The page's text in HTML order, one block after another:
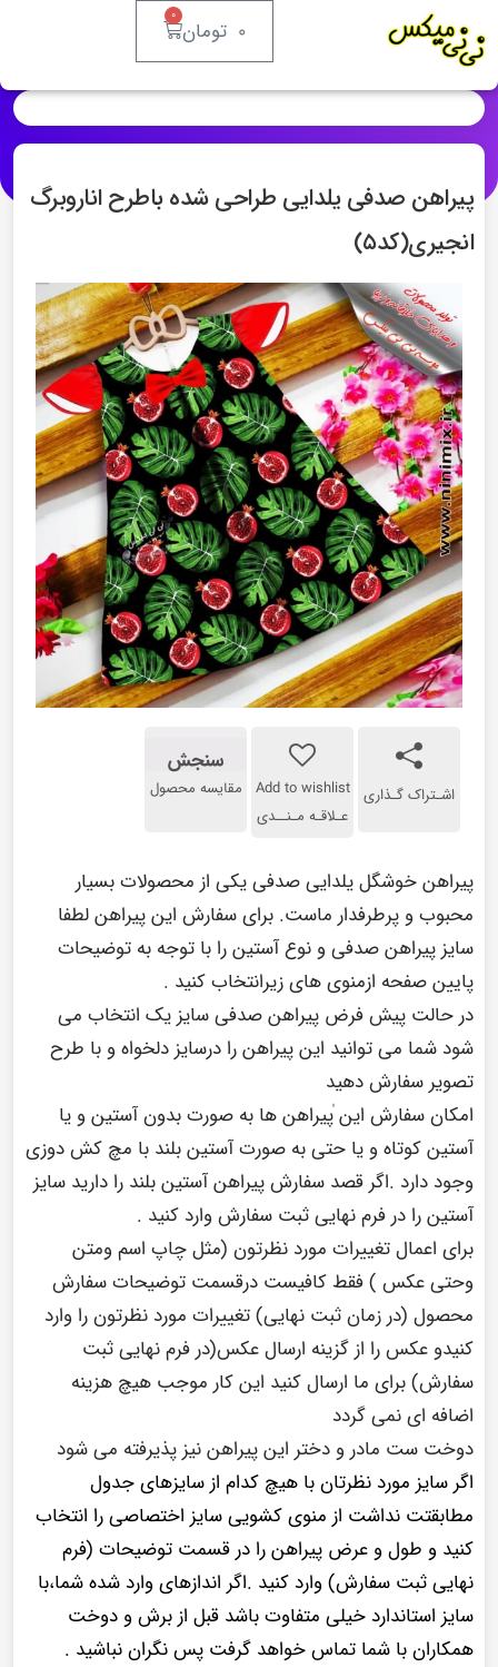
۰ تومان ۰
پیراهن صدفی یلدایی طراحی شده باطرح اناروبرگ
انجیری(کد۵)
اشـتراک گـذاری Add to wishlist
عـلاقـه مـنــدی
سنجش
مقایسه محصول
پیراهن خوشگل یلدایی صدفی یکی از محصولات بسیار
محبوب و پرطرفدار ماست. برای سفارش این پیراهن لطفا
سایز پیراهن صدفی و نوع آستین را با توجه به توضیحات
پایین صفحه ازمنوی های زیرانتخاب کنید .
در حالت پیش فرض پیراهن صدفی سایز یک انتخاب می
شود شما می توانید این پیراهن را درسایز دلخواه و با طرح
تصویر سفارش دهید
امکان سفارش این ٰپیراهن ها به صورت بدون آستین و یا
آستین کوتاه و یا حتی به صورت آستین بلند با مچ کش دوزی
وجود دارد .اگر قصد سفارش پیراهن آستین بلند را دارید سایز
آستین را در فرم نهایی ثبت سفارش وارد کنید .
برای اعمال تغییرات مورد نظرتون (مثل چاپ اسم ومتن
وحتی عکس ) فقط کافیست درقسمت توضیحات سفارش
محصول (در زمان ثبت نهایی) تغییرات مورد نظرتون را وارد
کنیدو عکس را از گزینه ارسال عکس(در فرم نهایی ثبت
سفارش) برای ما ارسال کنید این کار موجب هیچ هزینه
اضافه ای نمی گردد
دوخت ست مادر و دختر این پیراهن نیز پذیرفته می شود
اگر سایز مورد نظرتان با هیچ کدام از سایزهای جدول
مطابقتت نداشت از منوی کشویی سایز اختصاصی را انتخاب
کنید و طول و عرض پیراهن را در قسمت توضیحات (فرم
نهایی ثبت سفارش) وارد کنید .اگر اندازهای وارد شده شما،با
سایز استاندارد خیلی متفاوت باشد قبل از برش و دوخت
همکاران با شما تماس خواهد گرفت پس نگران نباشید .